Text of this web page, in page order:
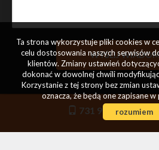
731 933 334
Ta strona wykorzystuje pliki cookies w
celu dostosowania naszych serwisów
klientów. Zmiany ustawień
dokonać w dowolnej chwili
Korzystanie z tej strony bez zmian
oznacza, że będą one zapisane
rozumiem